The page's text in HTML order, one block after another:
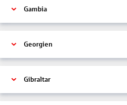
Gambia
Georgien
Gibraltar